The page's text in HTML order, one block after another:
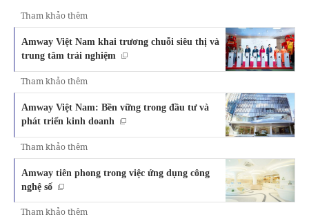
Tham khảo thêm
Amway Việt Nam khai trương chuỗi siêu thị và
trung tâm trải nghiệm
Tham khảo thêm
Amway Việt Nam: Bền vững trong đầu tư và
phát triển kinh doanh
Tham khảo thêm
Amway tiên phong trong việc ứng dụng công
nghệ số
Tham khảo thêm